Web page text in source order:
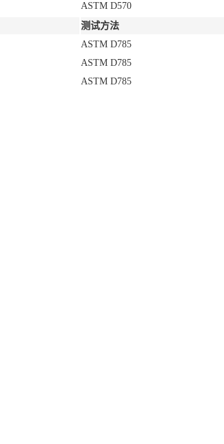
ASTM D570
测试方法
ASTM D785
ASTM D785
ASTM D785